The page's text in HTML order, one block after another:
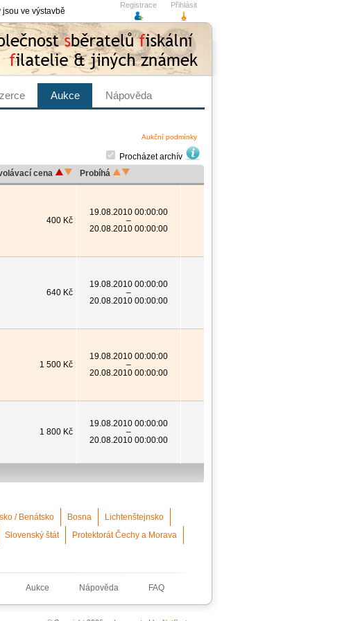
Aukční podmínky
Procházet archív
cena Probíhá
400 Kč
19.08.2010 00:00:00
–
20.08.2010 00:00:00
640 Kč
19.08.2010 00:00:00
–
20.08.2010 00:00:00
1 500 Kč
19.08.2010 00:00:00
–
20.08.2010 00:00:00
1 800 Kč
19.08.2010 00:00:00
–
20.08.2010 00:00:00
/ Benátsko Bosna
Lichtenštejnsko
Slovenský štát
Protektorát Čechy a Morava
Aukce Nápověda
Registrace Přihlásit
jsou ve výstavbě
Aukce Nápověda FAQ